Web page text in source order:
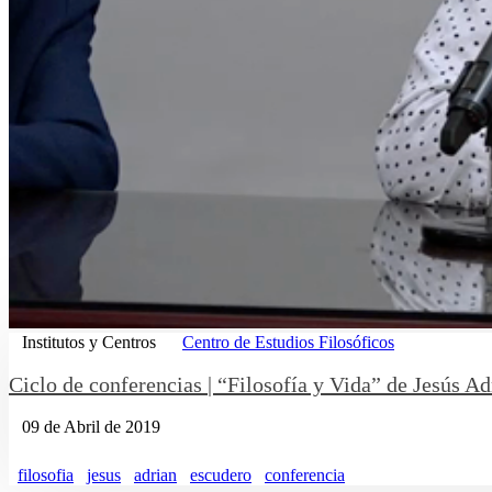
Institutos y Centros Centro de Estudios Filosóficos
Ciclo de conferencias | “Filosofía y Vida” de Jesús
09 de Abril de 2019
filosofia jesus adrian escudero conferencia